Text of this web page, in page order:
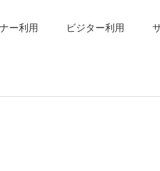
ー利用 ビジター利用